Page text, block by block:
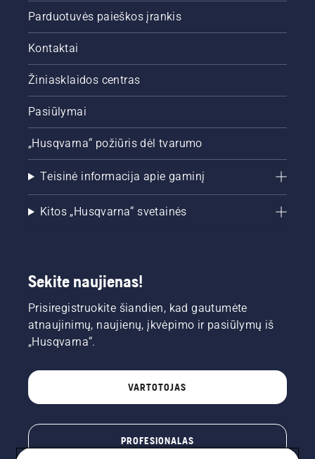
Parduotuvės paieškos įrankis
Kontaktai
Žiniasklaidos centras
Pasiūlymai
„Husqvarna“ požiūris dėl tvarumo
Teisinė informacija apie gaminį
Kitos „Husqvarna“ svetainės
Sekite naujienas!
Prisiregistruokite šiandien, kad gautumėte
atnaujinimų, naujienų, įkvėpimo ir pasiūlymų iš
„Husqvarna“.
VARTOTOJAS
PROFESIONALAS